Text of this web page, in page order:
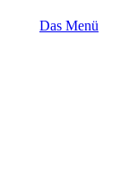
Das Menü